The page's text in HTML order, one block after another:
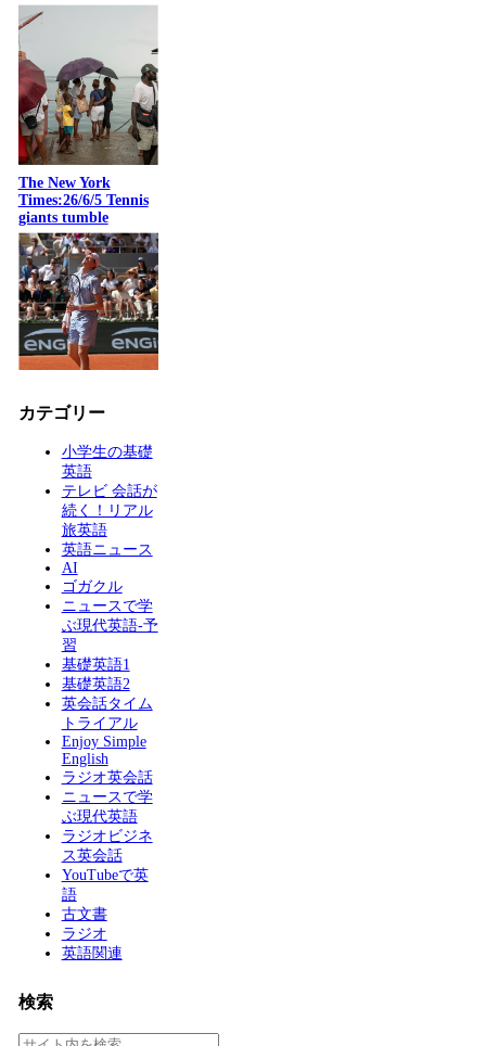
The New York
Times:26/6/5 Tennis
giants tumble
カテゴリー
小学生の基礎
英語
テレビ 会話が
続く！リアル
旅英語
英語ニュース
AI
ゴガクル
ニュースで学
ぶ現代英語-予
習
基礎英語1
基礎英語2
英会話タイム
トライアル
Enjoy Simple
English
ラジオ英会話
ニュースで学
ぶ現代英語
ラジオビジネ
ス英会話
YouTubeで英
語
古文書
ラジオ
英語関連
検索